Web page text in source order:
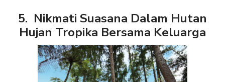
5. Nikmati Suasana Dalam Hutan
Hujan Tropika Bersama Keluarga